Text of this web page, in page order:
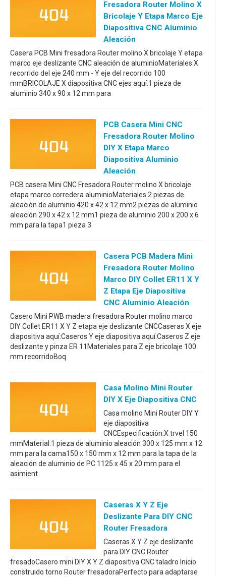
Fresadora Router Molino X
Bricolaje Y Etapa Marco Eje
Diapositiva CNC Aluminio
Aleación
Casera PCB Mini fresadora Router molino X bricolaje Y etapa
marco eje deslizante CNC aleación de aluminioMateriales:X
recorrido del eje 240 mm - Y eje del recorrido 100
mmBRICOLAJE X diapositiva CNC ejes aquí:1 pieza de
aluminio 340 x 90 x 12 mm para
PCB Casera Mini CNC
Fresadora Router Molino
DIY X Etapa Marco
Diapositiva Aluminio
Aleación
PCB casera Mini CNC Fresadora Router molino X bricolaje
etapa marco corredera aluminioMateriales:2 piezas de
aleación de aluminio 420 x 42 x 12 mm2 piezas de aluminio
aleación 290 x 42 x 12 mm1 pieza de aluminio 200 x 200 x 6
mm para la tapa1 pieza 3
Casera PCB Madera Mini
Fresadora Router Molino
Marco DIY Collet ER11 X Y
Z Etapa Eje Diapositiva
CNC Aluminio Aleación
Casero Mini PWB madera fresadora Router molino marco
DIY Collet ER11 X Y Z etapa eje deslizante CNCCaseras X eje
diapositiva aquí:Caseros Y eje diapositiva aquí:Caseros Z eje
deslizante y pinza ER 11Materiales para Z eje bricolaje 100
mm recorridoBoq
Casa Molino Mini Router
DIY X Eje Diapositiva CNC
Casa molino Mini Router DIY Y
eje diapositiva
CNCEspecificación:X trvel 150
mmMaterial:1 pieza de aluminio aleación 300 x 125 mm x 12
mm para la cama150 x 150 mm x 12 mm para la tapa de la
aleación de aluminio de PC 1125 x 45 x 20 mm para el
asimient
Caseras X Y Z Eje
Deslizante Para DIY CNC
Router Fresadora
Caseras X Y Z eje deslizante
para DIY CNC Router
fresadoCasero mini DIY X Y Z diapositiva CNC taladro Inicio
construido torno Router fresadoraPerfecto para adaptarse